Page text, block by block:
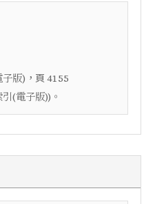
版) ，頁 4155
(電子版))。